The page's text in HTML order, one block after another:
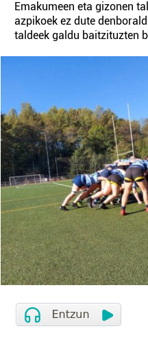
Emakumeen eta gizonen
azpikoek ez dute
taldeek galdu baitzituzten